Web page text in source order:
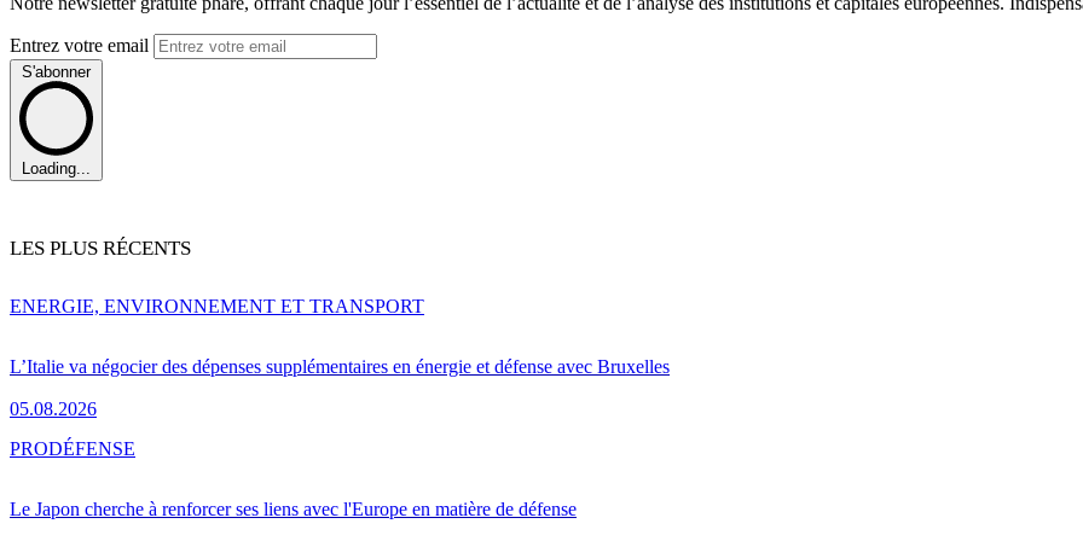
Entrez votre email
S'abonner
Loading...
LES PLUS RÉCENTS
L’Italie va négocier des dépenses supplémentaires en énergie et défense avec Bruxelles
05.08.2026
ENERGIE, ENVIRONNEMENT ET TRANSPORT
Le Japon cherche à renforcer ses liens avec l'Europe en matière de défense
PRODÉFENSE